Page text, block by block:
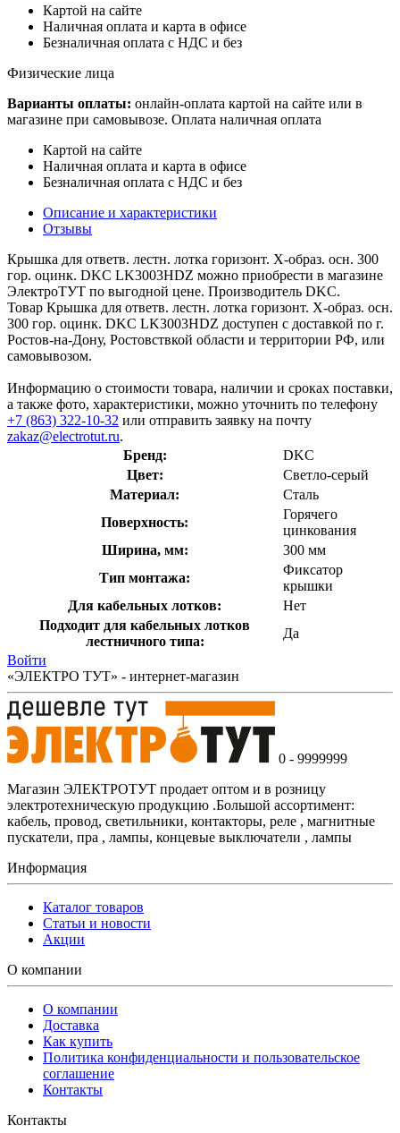
Картой на сайте
Наличная оплата и карта в офисе
Безналичная оплата с НДС и без
Физические лица
Варианты оплаты: онлайн-оплата картой на сайте или в
магазине при самовывозе. Оплата наличная оплата
Картой на сайте
Наличная оплата и карта в офисе
Безналичная оплата с НДС и без
Описание и характеристики
Отзывы
Крышка для ответв. лестн. лотка горизонт. Х-образ. осн. 300
гор. оцинк. DKC LK3003HDZ можно приобрести в магазине
ЭлектроТУТ по выгодной цене. Производитель DKC.
Товар Крышка для ответв. лестн. лотка горизонт. Х-образ. осн.
300 гор. оцинк. DKC LK3003HDZ доступен с доставкой по г.
Ростов-на-Дону, Ростовствкой области и территории РФ, или
самовывозом.
Информацию о стоимости товара, наличии и сроках поставки,
а также фото, характеристики, можно уточнить по телефону
+7 (863) 322-10-32 или отправить заявку на почту
zakaz@electrotut.ru.
Бренд:
DKC
Цвет:
Светло-серый
Материал:
Сталь
Поверхность:
Горячего
цинкования
Ширина, мм:
300 мм
Тип монтажа:
Фиксатор
крышки
Для кабельных лотков:
Нет
Подходит для кабельных лотков
лестничного типа:
Да
Войти
«ЭЛЕКТРО ТУТ» - интернет-магазин
0 - 9999999
Магазин ЭЛЕКТРОТУТ продает оптом и в розницу
электротехническую продукцию .Большой ассортимент:
кабель, провод, светильники, контакторы, реле , магнитные
пускатели, пра , лампы, концевые выключатели , лампы
Информация
Каталог товаров
Статьи и новости
Акции
О компании
О компании
Доставка
Как купить
Политика конфиденциальности и пользовательское
соглашение
Контакты
Контакты